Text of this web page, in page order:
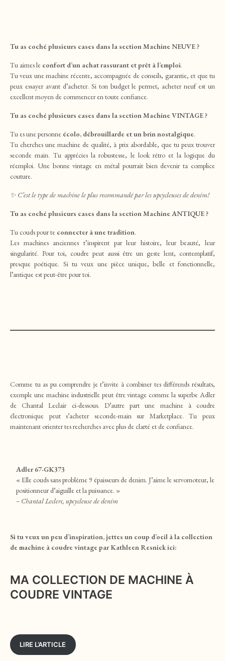
Tu as coché plusieurs cases dans la section Machine NEUVE ?
Tu aimes le confort d’un achat rassurant et prêt à l’emploi.
Tu veux une machine récente, accompagnée de conseils, garantie, et que tu
peux essayer avant d’acheter. Si ton budget le permet, acheter neuf est un
excellent moyen de commencer en toute confiance.
Tu as coché plusieurs cases dans la section Machine VINTAGE ?
Tu es une personne écolo, débrouillarde et un brin nostalgique.
Tu cherches une machine de qualité, à prix abordable, que tu peux trouver
seconde main. Tu apprécies la robustesse, le look rétro et la logique du
réemploi. Une bonne vintage en métal pourrait bien devenir ta complice
couture.
✨ C’est le type de machine le plus recommandé par les upcycleuses de denim!
Tu as coché plusieurs cases dans la section Machine ANTIQUE ?
Tu couds pour te connecter à une tradition.
Les machines anciennes t’inspirent par leur histoire, leur beauté, leur
singularité. Pour toi, coudre peut aussi être un geste lent, contemplatif,
presque poétique. Si tu veux une pièce unique, belle et fonctionnelle,
l’antique est peut-être pour toi.
Comme tu as pu comprendre je t’invite à combiner tes différends résultats,
exemple une machine industrielle peut être vintage comme la superbe Adler
de Chantal Leclair ci-dessous. D’autre part une machine à coudre
électronique peut s’acheter seconde-main sur Marketplace. Tu peux
maintenant orienter tes recherches avec plus de clarté et de confiance.
Adler 67-GK373
« Elle couds sans problème 9 épaisseurs de denim. J’aime le servomoteur, le
positionneur d’aiguille et la puissance. »
– Chantal Leclerc, upcycleuse de denim
Si tu veux un peu d’inspiration, jettes un coup d’oeil à la collection
de machine à coudre vintage par Kathleen Resnick ici:
MA COLLECTION DE MACHINE À
COUDRE VINTAGE
LIRE L’ARTICLE